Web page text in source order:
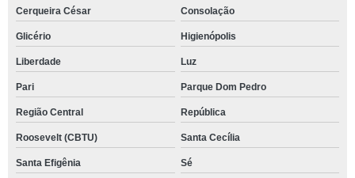
Cerqueira César Consolação
Glicério Higienópolis
Liberdade Luz
Pari Parque Dom Pedro
Região Central República
Roosevelt (CBTU) Santa Cecília
Santa Efigênia Sé